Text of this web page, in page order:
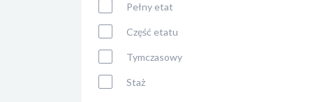
Pełny etat
Część etatu
Tymczasowy
Staż